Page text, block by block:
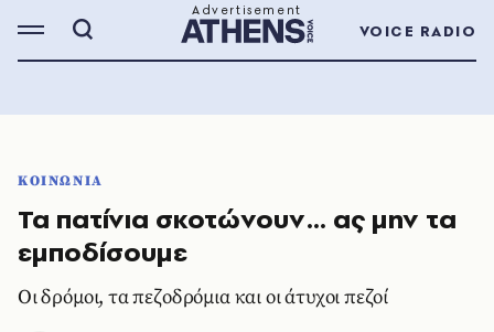
VOICE RADIO
ΚΟΙΝΩΝΙΑ
Τα πατίνια σκοτώνουν… ας μην τα
εμποδίσουμε
Οι δρόμοι, τα πεζοδρόμια και οι άτυχοι πεζοί